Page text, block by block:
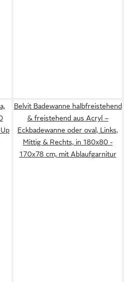
Belvit Badewanne halbfreistehend
& freistehend aus Acryl –
Eckbadewanne oder oval, Links,
Mittig & Rechts, in 180x80 -
170x78 cm, mit Ablaufgarnitur